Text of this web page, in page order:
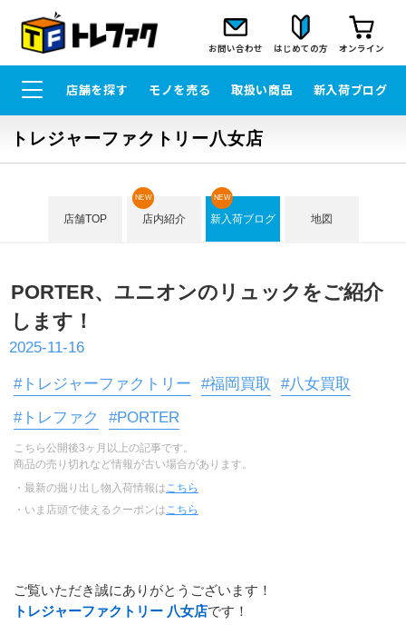
お問い合わせ はじめての方 オンライン
店舗を探す モノを売る 取扱い商品 新入荷ブログ
トレジャーファクトリー八女店
店舗TOP 店内紹介
NEW
新入荷ブログ
NEW
地図
PORTER、ユニオンのリュックをご紹介
します！
2025-11-16
#トレジャーファクトリー #福岡買取
#八女買取
#トレファク
#PORTER
こちら公開後3ヶ月以上の記事です。
商品の売り切れなど情報が古い場合があります。
・最新の掘り出し物入荷情報は こちら
・いま店頭で使えるクーポンは こちら
ご覧いただき誠にありがとうございます！
トレジャーファクトリー 八女店です！